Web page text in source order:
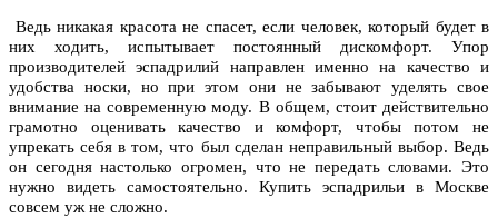
Ведь никакая красота не спасет, если человек, который будет в
них ходить, испытывает постоянный дискомфорт. Упор
производителей эспадрилий направлен именно на качество и
удобства носки, но при этом они не забывают уделять свое
внимание на современную моду. В общем, стоит действительно
грамотно оценивать качество и комфорт, чтобы потом не
упрекать себя в том, что был сделан неправильный выбор. Ведь
он сегодня настолько огромен, что не передать словами. Это
нужно видеть самостоятельно. Купить эспадрильи в Москве
совсем уж не сложно.